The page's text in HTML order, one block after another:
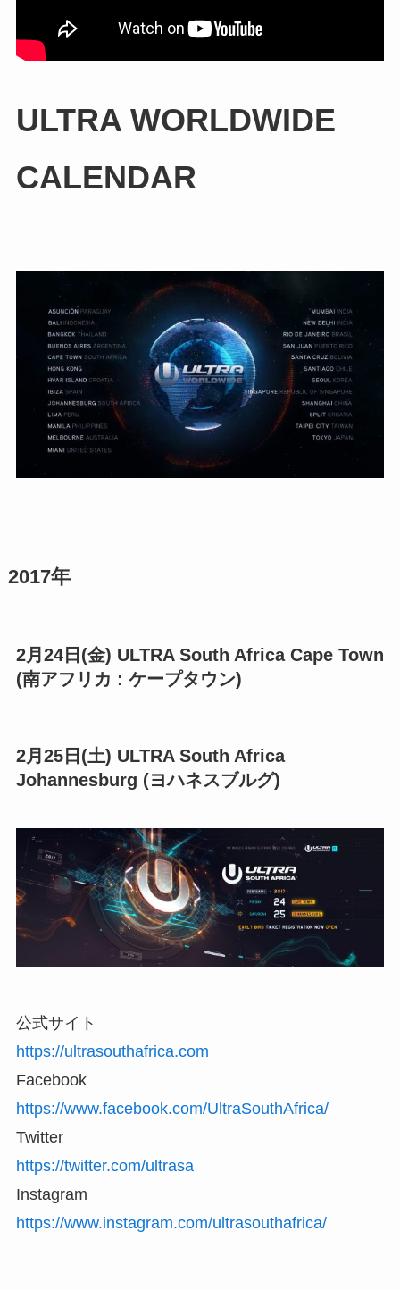
ULTRA WORLDWIDE
CALENDAR
2017年
2月24日(金) ULTRA South Africa Cape Town
(南アフリカ : ケープタウン)
2月25日(土) ULTRA South Africa
Johannesburg (ヨハネスブルグ)
公式サイト
https://ultrasouthafrica.com
Facebook
https://www.facebook.com/UltraSouthAfrica/
Twitter
https://twitter.com/ultrasa
Instagram
https://www.instagram.com/ultrasouthafrica/